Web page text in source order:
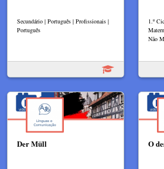
Secundário | Português | Profissionais |
Português
1.º
Não
Der Müll O